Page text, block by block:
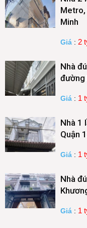
Minh
Giá : 2
Nhà
đường
Giá : 1
Nhà 1
Quận
Giá : 1
Nhà
Giá : 1